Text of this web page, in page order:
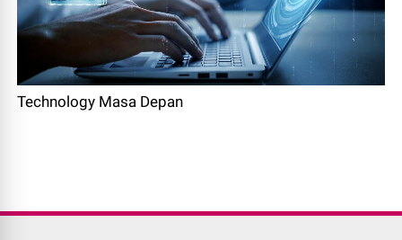
Technology Masa Depan